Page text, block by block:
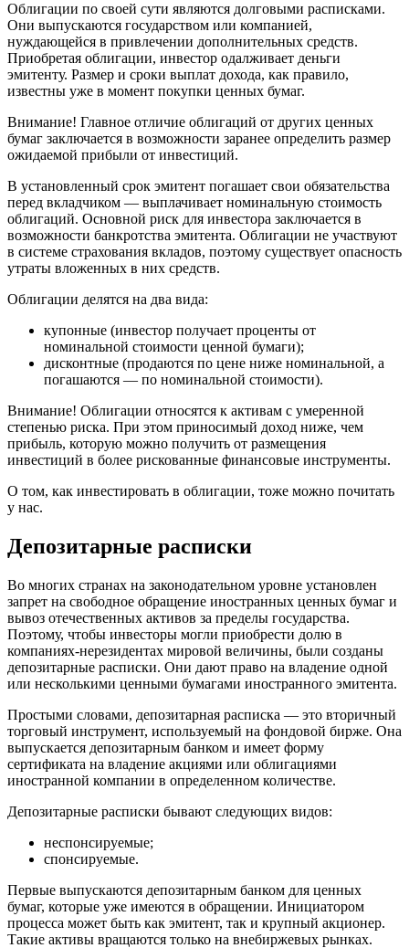
Облигации по своей сути являются долговыми расписками.
Они выпускаются государством или компанией,
нуждающейся в привлечении дополнительных средств.
Приобретая облигации, инвестор одалживает деньги
эмитенту. Размер и сроки выплат дохода, как правило,
известны уже в момент покупки ценных бумаг.
Внимание! Главное отличие облигаций от других ценных
бумаг заключается в возможности заранее определить размер
ожидаемой прибыли от инвестиций.
В установленный срок эмитент погашает свои обязательства
перед вкладчиком — выплачивает номинальную стоимость
облигаций. Основной риск для инвестора заключается в
возможности банкротства эмитента. Облигации не участвуют
в системе страхования вкладов, поэтому существует опасность
утраты вложенных в них средств.
Облигации делятся на два вида:
купонные (инвестор получает проценты от
номинальной стоимости ценной бумаги);
дисконтные (продаются по цене ниже номинальной, а
погашаются — по номинальной стоимости).
Внимание! Облигации относятся к активам с умеренной
степенью риска. При этом приносимый доход ниже, чем
прибыль, которую можно получить от размещения
инвестиций в более рискованные финансовые инструменты.
О том, как инвестировать в облигации, тоже можно почитать
у нас.
Депозитарные расписки
Во многих странах на законодательном уровне установлен
запрет на свободное обращение иностранных ценных бумаг и
вывоз отечественных активов за пределы государства.
Поэтому, чтобы инвесторы могли приобрести долю в
компаниях-нерезидентах мировой величины, были созданы
депозитарные расписки. Они дают право на владение одной
или несколькими ценными бумагами иностранного эмитента.
Простыми словами, депозитарная расписка — это вторичный
торговый инструмент, используемый на фондовой бирже. Она
выпускается депозитарным банком и имеет форму
сертификата на владение акциями или облигациями
иностранной компании в определенном количестве.
Депозитарные расписки бывают следующих видов:
неспонсируемые;
спонсируемые.
Первые выпускаются депозитарным банком для ценных
бумаг, которые уже имеются в обращении. Инициатором
процесса может быть как эмитент, так и крупный акционер.
Такие активы вращаются только на внебиржевых рынках.